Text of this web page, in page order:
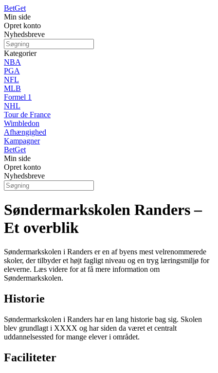
BetGet
Min side
Opret konto
Nyhedsbreve
Kategorier
NBA
PGA
NFL
MLB
Formel 1
NHL
Tour de France
Wimbledon
Afhængighed
Kampagner
BetGet
Min side
Opret konto
Nyhedsbreve
Søndermarkskolen Randers –
Et overblik
Søndermarkskolen i Randers er en af byens mest velrenommerede
skoler, der tilbyder et højt fagligt niveau og en tryg læringsmiljø for
eleverne. Læs videre for at få mere information om
Søndermarkskolen.
Historie
Søndermarkskolen i Randers har en lang historie bag sig. Skolen
blev grundlagt i XXXX og har siden da været et centralt
uddannelsessted for mange elever i området.
Faciliteter